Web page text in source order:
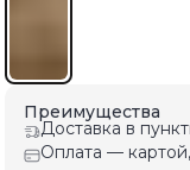
Преимущества
Доставка в
Оплата —